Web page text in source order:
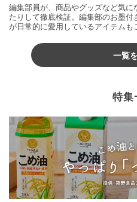
編集部員が、商品やグッズなど気
たりして徹底検証。編集部のお墨
が日常的に愛用しているアイテムも
一覧
特集